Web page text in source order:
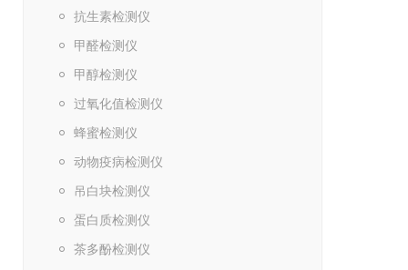
抗生素检测仪
甲醛检测仪
甲醇检测仪
过氧化值检测仪
蜂蜜检测仪
动物疫病检测仪
吊白块检测仪
蛋白质检测仪
茶多酚检测仪